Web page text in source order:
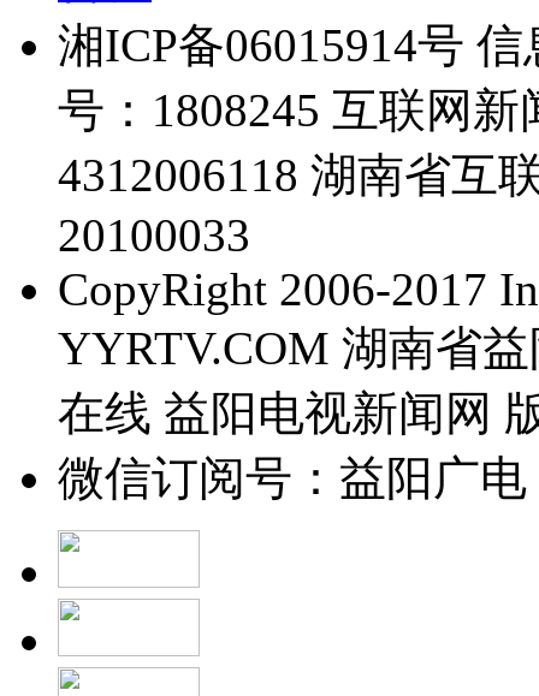
湘ICP备06015914号
号：1808245 互联网
4312006118 湖南省互
20100033
CopyRight 2006-2017
YYRTV.COM 湖南省
在线 益阳电视新闻网
微信订阅号：益阳广